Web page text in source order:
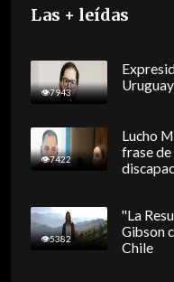
Las + leídas
7943
7422
Lucho
frase
5382
"La
Gibson
Chile